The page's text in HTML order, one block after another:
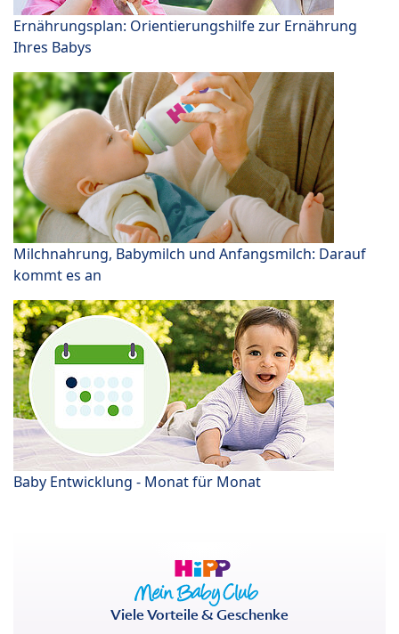
Ernährungsplan: Orientierungshilfe zur Ernährung
Ihres Babys
Milchnahrung, Babymilch und Anfangsmilch: Darauf
kommt es an
Baby Entwicklung - Monat für Monat
Viele Vorteile & Geschenke